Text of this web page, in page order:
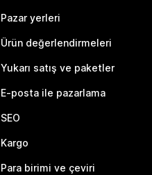
Pazar yerleri
Ürün değerlendirmeleri
Yukarı satış ve paketler
E-posta ile pazarlama
SEO
Kargo
Para birimi ve çeviri